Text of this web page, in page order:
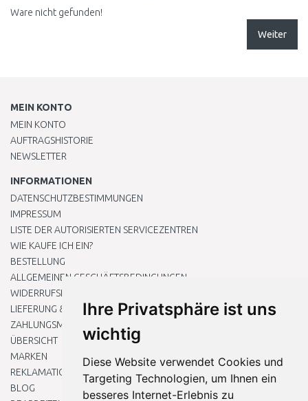
Ihre Privatsphäre ist uns
wichtig
Diese Website verwendet Cookies und
Targeting Technologien, um Ihnen ein
besseres Internet-Erlebnis zu
Ware nicht gefunden!
Weiter
MEIN KONTO
MEIN KONTO
AUFTRAGSHISTORIE
NEWSLETTER
INFORMATIONEN
DATENSCHUTZBESTIMMUNGEN
IMPRESSUM
LISTE DER AUTORISIERTEN SERVICEZENTREN
WIE KAUFE ICH EIN?
BESTELLUNG
ALLGEMEINEN GESCHÄFTSBEDINGUNGEN
WIDERRUFSRECHT
LIEFERUNG & ZAHLUNG
ZAHLUNGSMETHODEN
ÜBERSICHT
MARKEN
REKLAMATIONEN UND RETOUREN
BLOG